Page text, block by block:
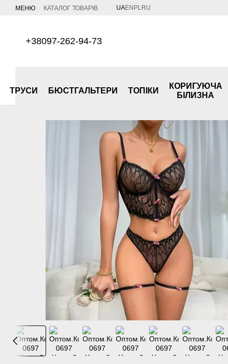
Перейти до основного контенту
МЕНЮ КАТАЛОГ ТОВАРІВ UAEN PLRU
+38097-262-94-73
ТРУСИ БЮСТГАЛЬТЕРИ ТОПІКИ
КОРИГУЮЧА
БІЛИЗНА